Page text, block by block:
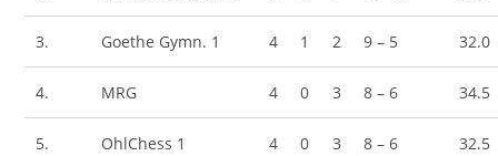
3. Goethe Gymn. 1 4 1 2 9 – 5 32.0
4. MRG 4 0 3 8 – 6 34.5
5. OhlChess 1 4 0 3 8 – 6 32.5